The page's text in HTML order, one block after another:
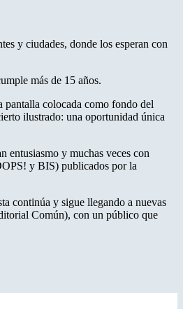
y ciudades, donde los esperan con
más de 15 años.
pantalla colocada como fondo del
ilustrado: una oportunidad única
entusiasmo y muchas veces con
y BIS) publicados por la
continúa y sigue llegando a nuevas
Común), con un público que